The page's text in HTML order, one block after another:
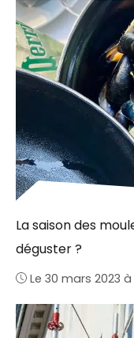
La saison des
déguster ?
Le 30 mars 2023 à